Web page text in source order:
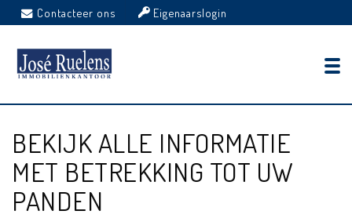
Contacteer ons Eigenaarslogin
BEKIJK ALLE INFORMATIE
MET BETREKKING TOT UW
PANDEN